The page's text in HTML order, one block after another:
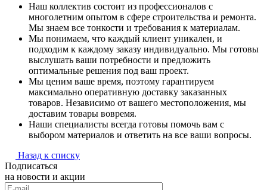
Наш коллектив состоит из профессионалов с
многолетним опытом в сфере строительства и ремонта.
Мы знаем все тонкости и требования к материалам.
Мы понимаем, что каждый клиент уникален, и
подходим к каждому заказу индивидуально. Мы готовы
выслушать ваши потребности и предложить
оптимальные решения под ваш проект.
Мы ценим ваше время, поэтому гарантируем
максимально оперативную доставку заказанных
товаров. Независимо от вашего местоположения, мы
доставим товары вовремя.
Наши специалисты всегда готовы помочь вам с
выбором материалов и ответить на все ваши вопросы.
Назад к списку
Подписаться
на новости и акции